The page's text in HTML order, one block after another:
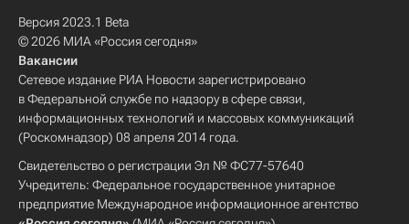
Версия 2023.1 Beta
© 2026 МИА «Россия сегодня»
Вакансии
Сетевое издание РИА Новости зарегистрировано
в Федеральной службе по надзору в сфере связи,
информационных технологий и массовых коммуникаций
(Роскомнадзор) 08 апреля 2014 года.
Свидетельство о регистрации Эл № ФС77-57640
Учредитель: Федеральное государственное унитарное
предприятие Международное информационное агентство